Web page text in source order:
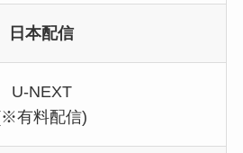
日本配信
U-NEXT
有料配信)